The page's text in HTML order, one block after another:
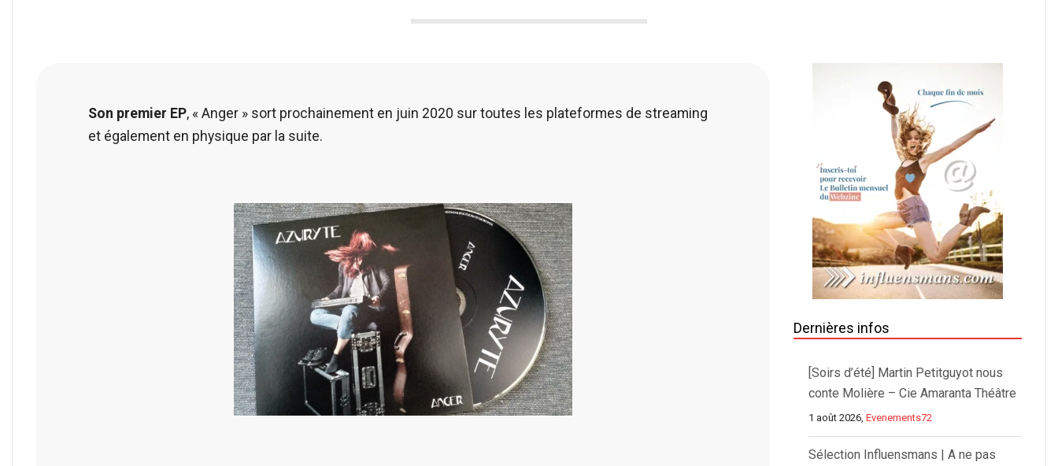
Son premier EP, « Anger » sort prochainement en juin 2020 sur toutes les plateformes de streaming
et également en physique par la suite.
Dernières infos
[Soirs d’été] Martin Petitguyot nous
conte Molière – Cie Amaranta Théâtre
1 août 2026, Evenements72
Sélection Influensmans | A ne pas